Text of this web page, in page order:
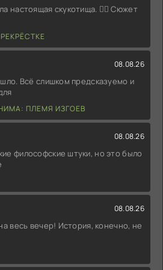
настоящая скукотища. 🤦‍♂️ Сюжет
08.08.26
Всё слишком предсказуемо и
ПЛЕМЯ ИЗГОЕВ
08.08.26
философские штуки, но это было
08.08.26
весь вечер! История, конечно, не